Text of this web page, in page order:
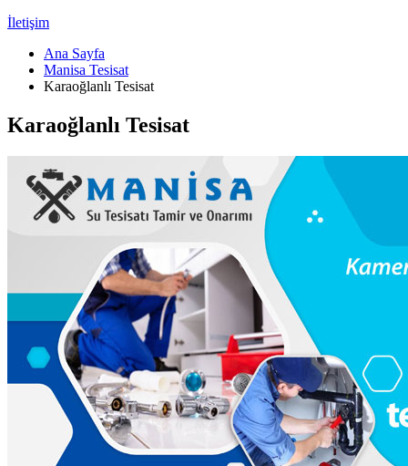
İletişim
Ana Sayfa
Manisa Tesisat
Karaoğlanlı Tesisat
Karaoğlanlı Tesisat